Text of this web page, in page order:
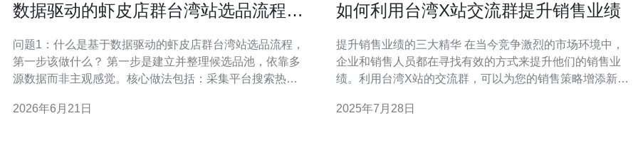
数据驱动的虾皮店群台湾站选品流程与
问题1：什么是基于数据驱动的虾皮店群台湾站选品流程，
第一步该做什么？ 第一步是建立并整理候选品池，依靠多
源数据而非主观感觉。核心做法包括：采集平台搜索热
Trends 与蝦皮流量趋势、社媒（PTT、Dcard）讨论热
2026年6月21日
如何利用台湾X站交流群提升销售业绩
提升销售业绩的三大精华 在当今竞争激烈的市场环境中，
企业和销售人员都在寻找有效的方式来提升他们的销售业
绩。利用台湾X站的交流群，可以为您的销售策略增添新的
准定位目标客户 建立信任与关系 利用社群力量进行推广
2025年7月28日